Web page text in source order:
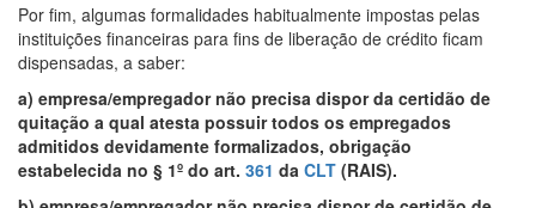
Por fim, algumas formalidades habitualmente impostas pelas
instituições financeiras para fins de liberação de crédito ficam
dispensadas, a saber:
a) empresa/empregador não precisa dispor da certidão de
quitação a qual atesta possuir todos os empregados
admitidos devidamente formalizados, obrigação
estabelecida no § 1º do art. 361 da CLT (RAIS).